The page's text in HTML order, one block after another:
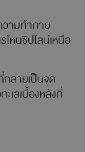
วยอุปกรณ์พิเศษ
ดับความลึกที่
ายน้ำ
ที่มีพื้นใส ชม
ตใต้ผืนน้ำอย่าง
มท้าทาย